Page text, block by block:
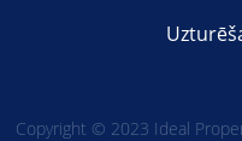
Copyright © 2023 Ideal